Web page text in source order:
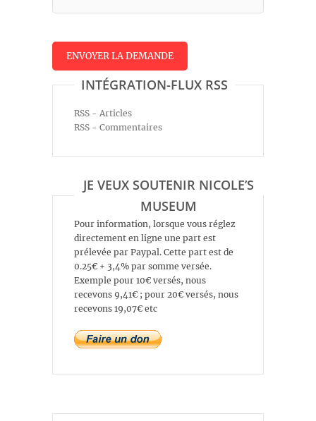
INTÉGRATION-FLUX RSS
RSS - Articles
RSS - Commentaires
JE VEUX SOUTENIR NICOLE’S
MUSEUM
Pour information, lorsque vous réglez
directement en ligne une part est
prélevée par Paypal. Cette part est de
0.25€ + 3,4% par somme versée.
Exemple pour 10€ versés, nous
recevons 9,41€ ; pour 20€ versés, nous
recevons 19,07€ etc